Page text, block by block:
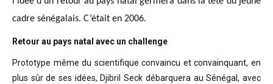
cadre sénégalais. C’était en 2006.
Retour au pays natal avec un challenge
Prototype même du scientifique convaincu et convainquant, en
plus sûr de ses idées, Djibril Seck débarquera au Sénégal, avec